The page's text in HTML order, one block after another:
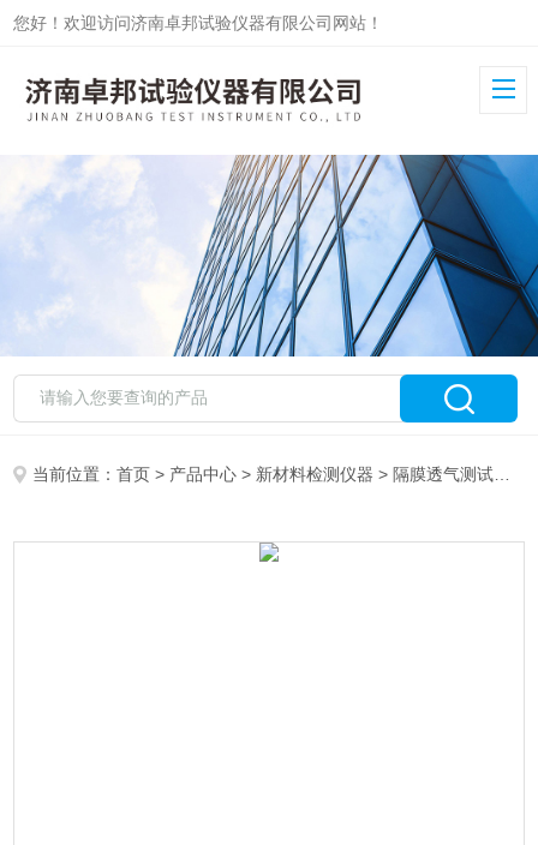
您好！欢迎访问济南卓邦试验仪器有限公司网站！
当前位置：首页 > 产品中心 > 新材料检测仪器 > 隔膜透气测试仪